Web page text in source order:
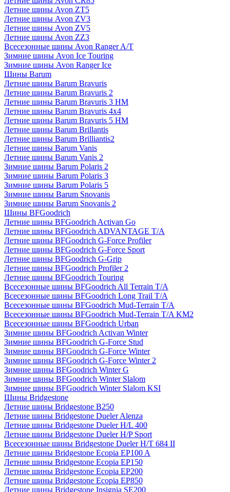
Летние шины Avon ZT5
Летние шины Avon ZV3
Летние шины Avon ZV5
Летние шины Avon ZZ3
Всесезонные шины Avon Ranger A/T
Зимние шины Avon Ice Touring
Зимние шины Avon Ranger Ice
Шины Barum
Летние шины Barum Bravuris
Летние шины Barum Bravuris 2
Летние шины Barum Bravuris 3 HM
Летние шины Barum Bravuris 4х4
Летние шины Barum Bravuris 5 HM
Летние шины Barum Brillantis
Летние шины Barum Brilliantis2
Летние шины Barum Vanis
Летние шины Barum Vanis 2
Зимние шины Barum Polaris 2
Зимние шины Barum Polaris 3
Зимние шины Barum Polaris 5
Зимние шины Barum Snovanis
Зимние шины Barum Snovanis 2
Шины BFGoodrich
Летние шины BFGoodrich Activan Go
Летние шины BFGoodrich ADVANTAGE T/A
Летние шины BFGoodrich G-Force Profiler
Летние шины BFGoodrich G-Force Sport
Летние шины BFGoodrich G-Grip
Летние шины BFGoodrich Profiler 2
Летние шины BFGoodrich Touring
Всесезонные шины BFGoodrich All Terrain T/A
Всесезонные шины BFGoodrich Long Trail T/A
Всесезонные шины BFGoodrich Mud-Terrain T/A
Всесезонные шины BFGoodrich Mud-Terrain T/A KM2
Всесезонные шины BFGoodrich Urban
Зимние шины BFGoodrich Activan Winter
Зимние шины BFGoodrich G-Force Stud
Зимние шины BFGoodrich G-Force Winter
Зимние шины BFGoodrich G-Force Winter 2
Зимние шины BFGoodrich Winter G
Зимние шины BFGoodrich Winter Slalom
Зимние шины BFGoodrich Winter Slalom KSI
Шины Bridgestone
Летние шины Bridgestone B250
Летние шины Bridgestone Dueler Alenza
Летние шины Bridgestone Dueler H/L 400
Летние шины Bridgestone Dueler H/P Sport
Всесезонные шины Bridgestone Dueler H/T 684 II
Летние шины Bridgestone Ecopia EP100 A
Летние шины Bridgestone Ecopia EP150
Летние шины Bridgestone Ecopia EP200
Летние шины Bridgestone Ecopia EP850
Летние шины Bridgestone Insignia SE200